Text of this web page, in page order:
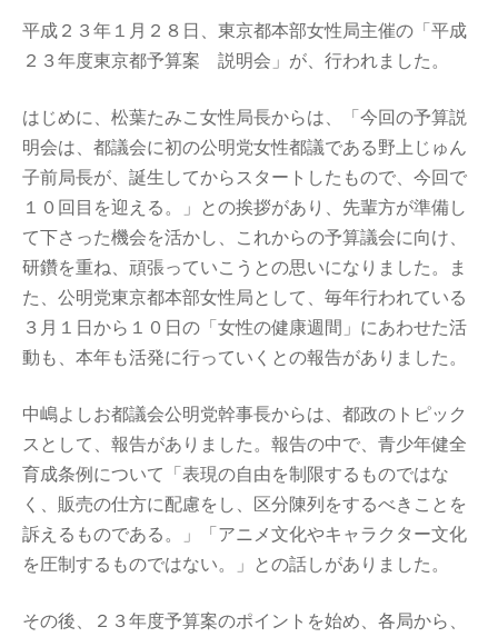
平成２３年１月２８日、東京都本部女性局主催の「平成
２３年度東京都予算案 説明会」が、行われました。
はじめに、松葉たみこ女性局長からは、「今回の予算説
明会は、都議会に初の公明党女性都議である野上じゅん
子前局長が、誕生してからスタートしたもので、今回で
１０回目を迎える。」との挨拶があり、先輩方が準備し
て下さった機会を活かし、これからの予算議会に向け、
研鑽を重ね、頑張っていこうとの思いになりました。ま
た、公明党東京都本部女性局として、毎年行われている
３月１日から１０日の「女性の健康週間」にあわせた活
動も、本年も活発に行っていくとの報告がありました。
中嶋よしお都議会公明党幹事長からは、都政のトピック
スとして、報告がありました。報告の中で、青少年健全
育成条例について「表現の自由を制限するものではな
く、販売の仕方に配慮をし、区分陳列をするべきことを
訴えるものである。」「アニメ文化やキャラクター文化
を圧制するものではない。」との話しがありました。
その後、２３年度予算案のポイントを始め、各局から、